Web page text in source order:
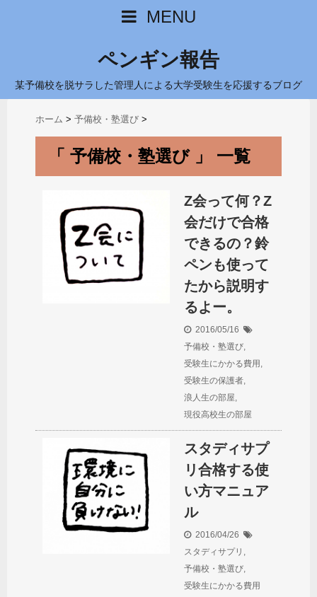
MENU
ペンギン報告
某予備校を脱サラした管理人による大学受験生を応援するブログ
ホーム > 予備校・塾選び >
「 予備校・塾選び 」 一覧
Z会って何？Z
会だけで合格
できるの？鈴
ペンも使って
たから説明す
るよー。
2016/05/16
予備校・塾選び,
受験生にかかる費用 ,
受験生の保護者,
浪人生の部屋,
現役高校生の部屋
スタディサプ
リ合格する使
い方マニュア
ル
2016/04/26
スタディサプリ ,
予備校・塾選び,
受験生にかかる費用